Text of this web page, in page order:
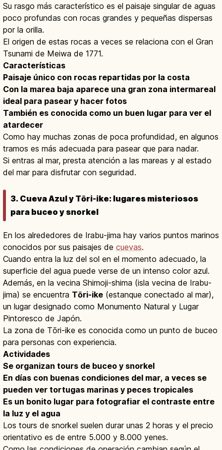
Su rasgo más característico es el paisaje singular de aguas
poco profundas con rocas grandes y pequeñas dispersas
por la orilla.
El origen de estas rocas a veces se relaciona con el Gran
Tsunami de Meiwa de 1771.
Características
Paisaje único con rocas repartidas por la costa
Con la marea baja aparece una gran zona intermareal
ideal para pasear y hacer fotos
También es conocida como un buen lugar para ver el
atardecer
Como hay muchas zonas de poca profundidad, en algunos
tramos es más adecuada para pasear que para nadar.
Si entras al mar, presta atención a las mareas y al estado
del mar para disfrutar con seguridad.
3. Cueva Azul y Tōri-ike: lugares misteriosos
para buceo y snorkel
En los alrededores de Irabu-jima hay varios puntos marinos
conocidos por sus paisajes de cuevas.
Cuando entra la luz del sol en el momento adecuado, la
superficie del agua puede verse de un intenso color azul.
Además, en la vecina Shimoji-shima (isla vecina de Irabu-
jima) se encuentra Tōri-ike (estanque conectado al mar),
un lugar designado como Monumento Natural y Lugar
Pintoresco de Japón.
La zona de Tōri-ike es conocida como un punto de buceo
para personas con experiencia.
Actividades
Se organizan tours de buceo y snorkel
En días con buenas condiciones del mar, a veces se
pueden ver tortugas marinas y peces tropicales
Es un bonito lugar para fotografiar el contraste entre
la luz y el agua
Los tours de snorkel suelen durar unas 2 horas y el precio
orientativo es de entre 5.000 y 8.000 yenes.